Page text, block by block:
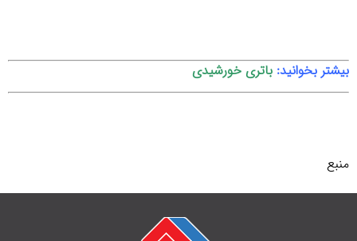
بیشتر بخوانید: باتری خورشیدی
منبع